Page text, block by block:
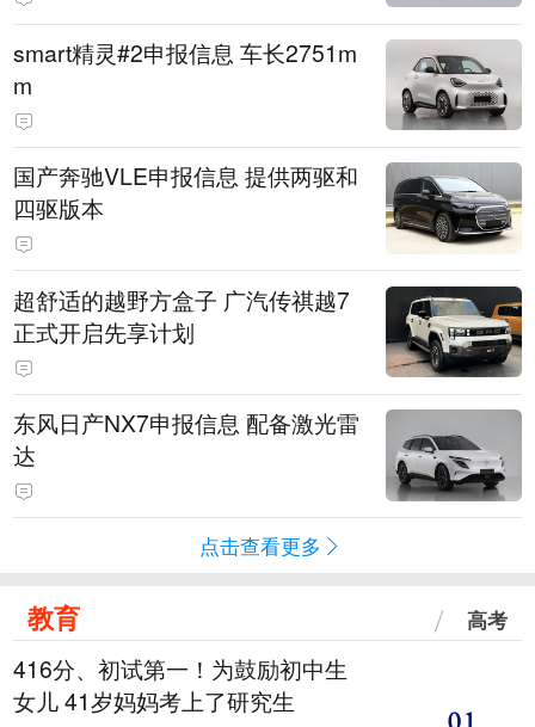
smart精灵#2申报信息 车长2751m
m
国产奔驰VLE申报信息 提供两驱和
四驱版本
超舒适的越野方盒子 广汽传祺越7
正式开启先享计划
东风日产NX7申报信息 配备激光雷
达
点击查看更多
教育 高考
416分、初试第一！为鼓励初中生
女儿 41岁妈妈考上了研究生